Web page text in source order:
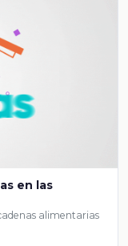
en las
alimentarias